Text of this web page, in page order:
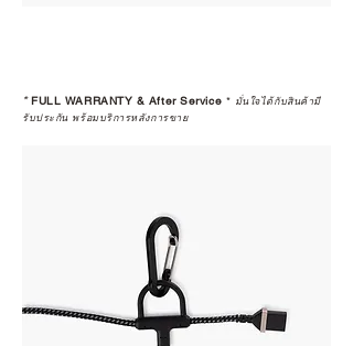
*FULL WARRANTY & After Service * มั่นใจได้กับสินค้ามี
รับประกัน พร้อมบริการหลังการขาย